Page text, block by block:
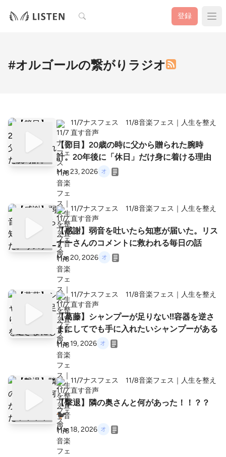
検索 登録
#オルゴールの繋がりラジオ
11/7ナスフェス 11/8音楽フェス｜人生を整え
直す音声
【節目】20歳の時に父から贈られた腕時
計。20年後に「休日」だけ身に着ける理由
Mar 23, 2026
11/7ナスフェス 11/8音楽フェス｜人生を整え
直す音声
【感謝】弱音を吐いたら知恵が届いた。リス
ナーさんのコメントに救われる毎日の話
Mar 20, 2026
11/7ナスフェス 11/8音楽フェス｜人生を整え
直す音声
【葛藤】シャンプーが足りない‼️容器を逆さ
まにしてでも手に入れたいシャンプーがある
Mar 19, 2026
11/7ナスフェス 11/8音楽フェス｜人生を整え
直す音声
【撃退】隣の奥さんと何があった！！？？
🐦‍⬛
Mar 18, 2026